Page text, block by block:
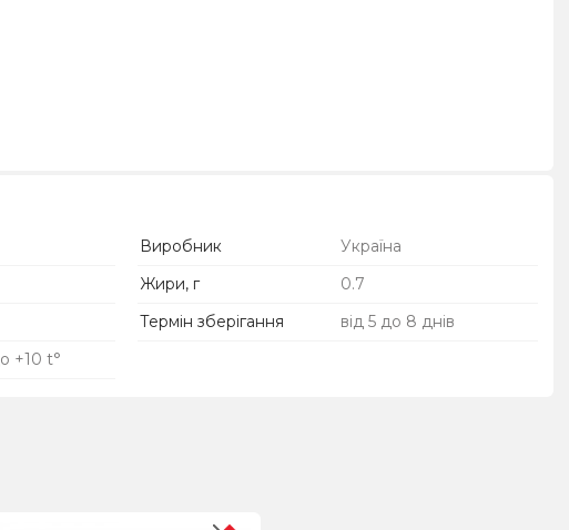
Виробник
Україна
Жири, г
0.7
Термін зберігання
від 5 до 8 днів
+10 t°